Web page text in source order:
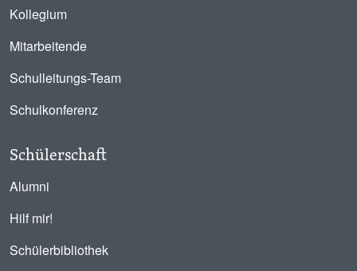
Kollegium
Mitarbeitende
Schulleitungs-Team
Schulkonferenz
Schülerschaft
Alumni
Hilf mir!
Schülerbibliothek